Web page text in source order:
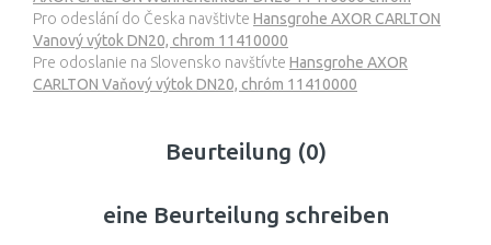
Pro odeslání do Česka navštivte Hansgrohe AXOR CARLTON
Vanový výtok DN20, chrom 11410000
Pre odoslanie na Slovensko navštívte Hansgrohe AXOR
CARLTON Vaňový výtok DN20, chróm 11410000
Beurteilung (0)
eine Beurteilung schreiben